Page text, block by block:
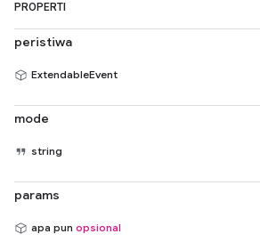
PROPERTI
peristiwa
ExtendableEvent
mode
string
params
apa pun opsional